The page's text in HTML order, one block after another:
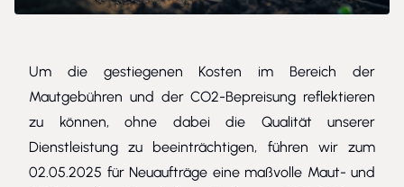
Um die gestiegenen Kosten im Bereich der
Mautgebühren und der CO2-Bepreisung reflektieren
zu können, ohne dabei die Qualität unserer
Dienstleistung zu beeinträchtigen, führen wir zum
02.05.2025 für Neuaufträge eine maßvolle Maut- und